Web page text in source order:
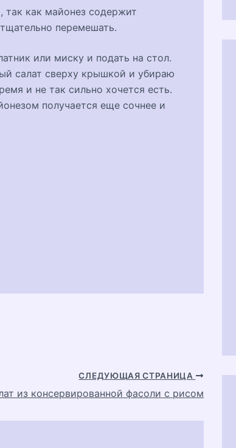
так как майонез содержит
перемешать.
или миску и подать на стол.
салат сверху крышкой и убираю
и не так сильно хочется есть.
получается еще сочнее и
СЛЕДУЮЩАЯ СТРАНИЦА
из консервированной фасоли с рисом